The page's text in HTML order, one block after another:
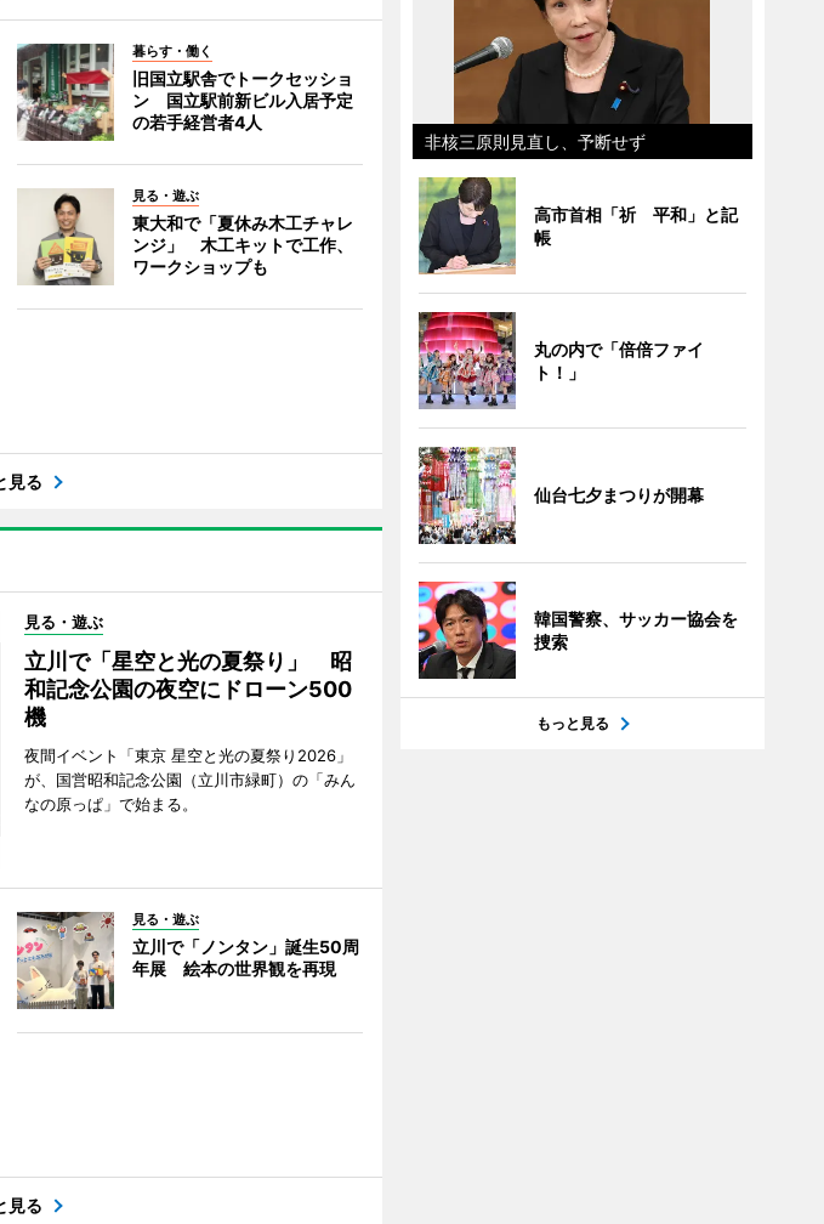
暮らす・働く
旧国立駅舎でトークセッショ
ン 国立駅前新ビル入居予定
の若手経営者4人
見る・遊ぶ
東大和で「夏休み木工チャレ
ンジ」 木工キットで工作、
ワークショップも
見る
見る・遊ぶ
立川で「星空と光の夏祭り」 昭
和記念公園の夜空にドローン500
機
夜間イベント「東京 星空と光の夏祭り2026」
が、国営昭和記念公園（立川市緑町）の「みん
なの原っぱ」で始まる。
見る・遊ぶ
立川で「ノンタン」誕生50周
年展 絵本の世界観を再現
見る
非核三原則見直し、予断せず
高市首相「祈 平和」と記
帳
丸の内で「倍倍ファイ
ト！」
仙台七夕まつりが開幕
韓国警察、サッカー協会を
捜索
もっと見る